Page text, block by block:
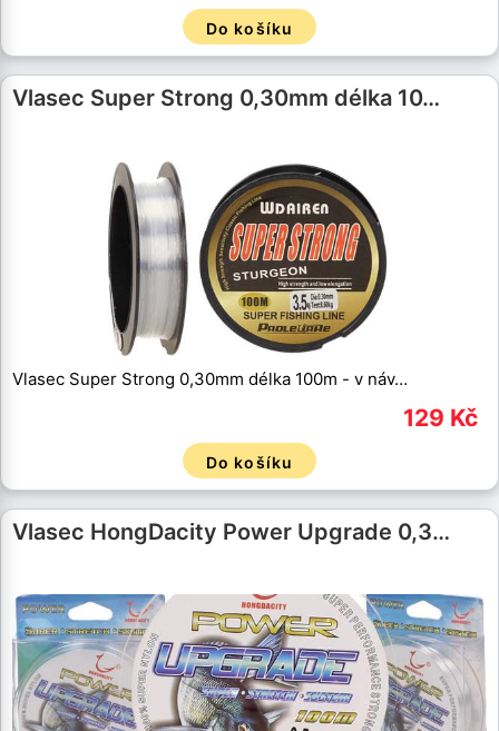
Do košíku
Vlasec Super Strong 0,30mm délka 10…
Vlasec Super Strong 0,30mm délka 100m - v náv…
129 Kč
Do košíku
Vlasec HongDacity Power Upgrade 0,3…